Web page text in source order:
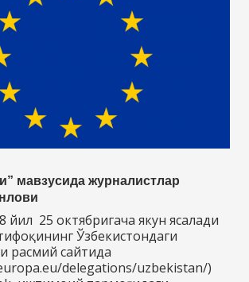
мавзусида журналистлар
йил 25 октябригача якун ясалади
Ўзбекистондаги
расмий сайтида
delegations/uzbekistan/)